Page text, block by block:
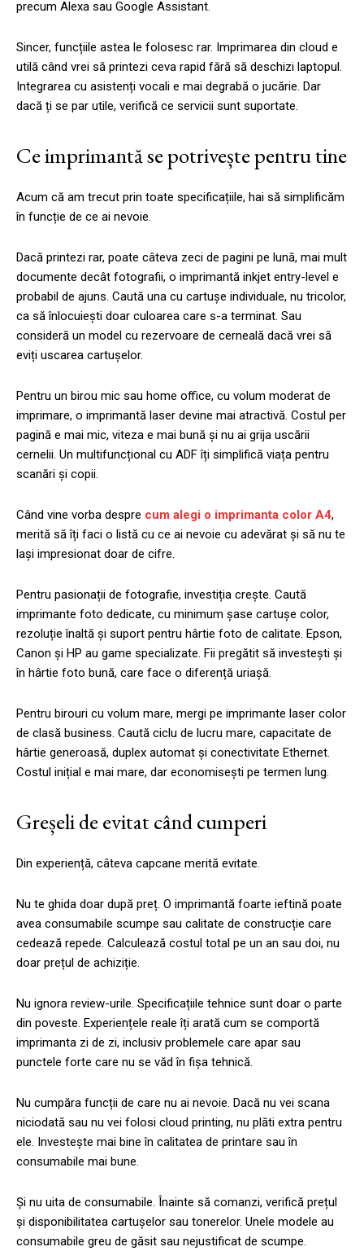
precum Alexa sau Google Assistant.
Sincer, funcțiile astea le folosesc rar. Imprimarea din cloud e
utilă când vrei să printezi ceva rapid fără să deschizi laptopul.
Integrarea cu asistenți vocali e mai degrabă o jucărie. Dar
dacă ți se par utile, verifică ce servicii sunt suportate.
Ce imprimantă se potrivește pentru tine
Acum că am trecut prin toate specificațiile, hai să simplificăm
în funcție de ce ai nevoie.
Dacă printezi rar, poate câteva zeci de pagini pe lună, mai mult
documente decât fotografii, o imprimantă inkjet entry-level e
probabil de ajuns. Caută una cu cartușe individuale, nu tricolor,
ca să înlocuiești doar culoarea care s-a terminat. Sau
consideră un model cu rezervoare de cerneală dacă vrei să
eviți uscarea cartușelor.
Pentru un birou mic sau home office, cu volum moderat de
imprimare, o imprimantă laser devine mai atractivă. Costul per
pagină e mai mic, viteza e mai bună și nu ai grija uscării
cernelii. Un multifuncțional cu ADF îți simplifică viața pentru
scanări și copii.
Când vine vorba despre cum alegi o imprimanta color A4,
merită să îți faci o listă cu ce ai nevoie cu adevărat și să nu te
lași impresionat doar de cifre.
Pentru pasionații de fotografie, investiția crește. Caută
imprimante foto dedicate, cu minimum șase cartușe color,
rezoluție înaltă și suport pentru hârtie foto de calitate. Epson,
Canon și HP au game specializate. Fii pregătit să investești și
în hârtie foto bună, care face o diferență uriașă.
Pentru birouri cu volum mare, mergi pe imprimante laser color
de clasă business. Caută ciclu de lucru mare, capacitate de
hârtie generoasă, duplex automat și conectivitate Ethernet.
Costul inițial e mai mare, dar economisești pe termen lung.
Greșeli de evitat când cumperi
Din experiență, câteva capcane merită evitate.
Nu te ghida doar după preț. O imprimantă foarte ieftină poate
avea consumabile scumpe sau calitate de construcție care
cedează repede. Calculează costul total pe un an sau doi, nu
doar prețul de achiziție.
Nu ignora review-urile. Specificațiile tehnice sunt doar o parte
din poveste. Experiențele reale îți arată cum se comportă
imprimanta zi de zi, inclusiv problemele care apar sau
punctele forte care nu se văd în fișa tehnică.
Nu cumpăra funcții de care nu ai nevoie. Dacă nu vei scana
niciodată sau nu vei folosi cloud printing, nu plăti extra pentru
ele. Investește mai bine în calitatea de printare sau în
consumabile mai bune.
Și nu uita de consumabile. Înainte să comanzi, verifică prețul
și disponibilitatea cartușelor sau tonerelor. Unele modele au
consumabile greu de găsit sau nejustificat de scumpe.